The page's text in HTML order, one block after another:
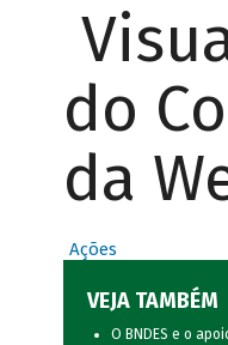
do
da
Ações
VEJA TAMBÉM
O BNDES e o